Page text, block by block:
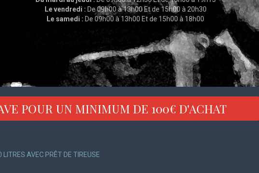
Le vendredi : De 09h00 à 13h00 Et de 15h00 à 20h30
Le samedi : De 09h00 à 13h00 Et de 15h00 à 18h00
POUR UN MINIMUM DE 100€ D'ACHAT
LITRES AVEC PRÊT DE TIREUSE